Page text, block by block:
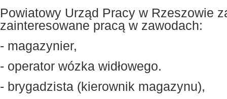
Powiatowy Urząd Pracy w Rzeszowie
zainteresowane pracą w zawodach:
- magazynier,
- operator wózka widłowego.
- brygadzista (kierownik magazynu),